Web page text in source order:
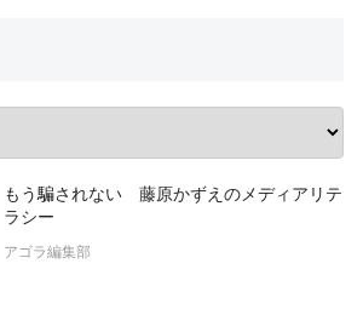
もう騙されない 藤原かずえのメディアリテ
ラシー
アゴラ編集部